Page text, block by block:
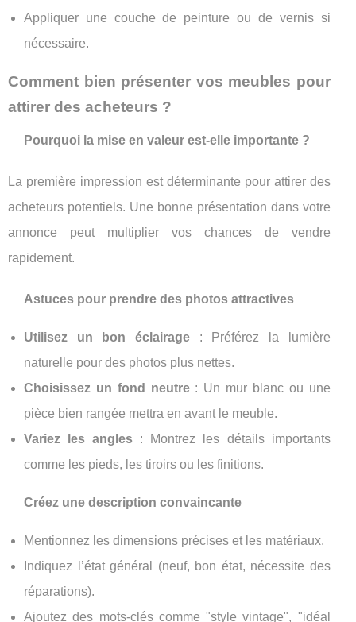
Appliquer une couche de peinture ou de vernis si
nécessaire.
Comment bien présenter vos meubles pour
attirer des acheteurs ?
Pourquoi la mise en valeur est-elle importante ?
La première impression est déterminante pour attirer des
acheteurs potentiels. Une bonne présentation dans votre
annonce peut multiplier vos chances de vendre
rapidement.
Astuces pour prendre des photos attractives
Utilisez un bon éclairage: Préférez la lumière
naturelle pour des photos plus nettes.
Choisissez un fond neutre: Un mur blanc ou une
pièce bien rangée mettra en avant le meuble.
Variez les angles : Montrez les détails importants
comme les pieds, les tiroirs ou les finitions.
Créez une description convaincante
Mentionnez les dimensions précises et les matériaux.
Indiquez l’état général (neuf, bon état, nécessite des
réparations).
Ajoutez des mots-clés comme "style vintage", "idéal